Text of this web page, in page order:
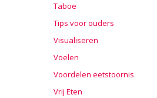
Taboe
Tips voor ouders
Visualiseren
Voelen
Voordelen eetstoornis
Vrij Eten